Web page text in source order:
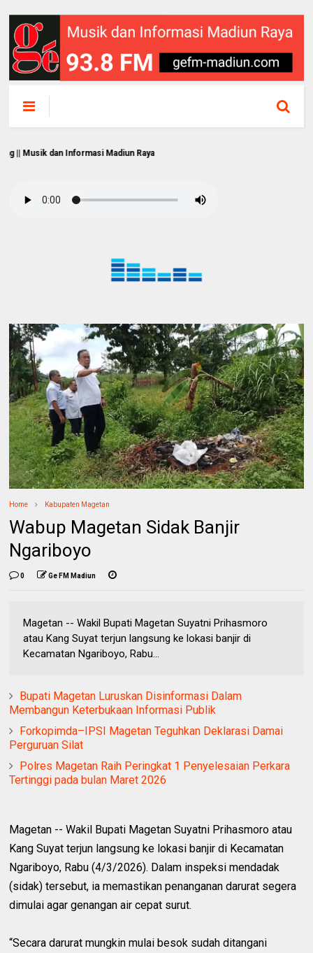
dan Informasi Madiun Raya
Home Kabupaten Magetan
Wabup Magetan Sidak Banjir
Ngariboyo
0 Ge FM Madiun
Magetan -- Wakil Bupati Magetan Suyatni Prihasmoro
atau Kang Suyat terjun langsung ke lokasi banjir di
Kecamatan Ngariboyo, Rabu...
Bupati Magetan Luruskan Disinformasi Dalam
Membangun Keterbukaan Informasi Publik
Forkopimda–IPSI Magetan Teguhkan Deklarasi Damai
Perguruan Silat
Polres Magetan Raih Peringkat 1 Penyelesaian Perkara
Tertinggi pada bulan Maret 2026
Magetan -- Wakil Bupati Magetan Suyatni Prihasmoro atau
Kang Suyat terjun langsung ke lokasi banjir di Kecamatan
Ngariboyo, Rabu (4/3/2026). Dalam inspeksi mendadak
(sidak) tersebut, ia memastikan penanganan darurat segera
dimulai agar genangan air cepat surut.
“Secara darurat mungkin mulai besok sudah ditangani